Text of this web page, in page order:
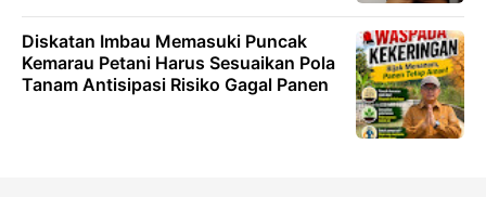
Diskatan Imbau Memasuki Puncak
Kemarau Petani Harus Sesuaikan Pola
Tanam Antisipasi Risiko Gagal Panen